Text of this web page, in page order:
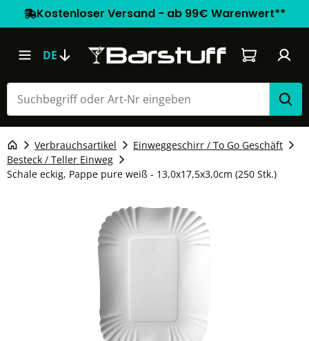
Kostenloser Versand - ab 99€ Warenwert**
DE Warenkorb
Verbrauchsartikel
Einweggeschirr / To Go Geschäft
Besteck / Teller Einweg
Schale eckig, Pappe pure weiß - 13,0x17,5x3,0cm (250 Stk.)